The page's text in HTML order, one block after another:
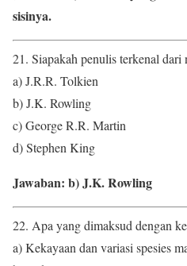
sisinya.
21. Siapakah penulis terkenal dari
a) J.R.R. Tolkien
b) J.K. Rowling
c) George R.R. Martin
d) Stephen King
Jawaban: b) J.K. Rowling
22. Apa yang dimaksud dengan
a) Kekayaan dan variasi spesies